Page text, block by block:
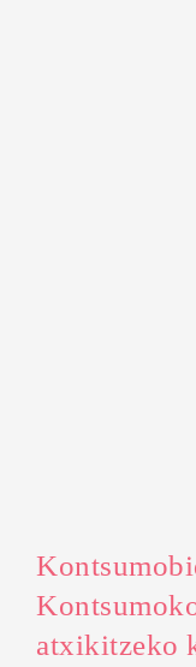
atxikitzeko